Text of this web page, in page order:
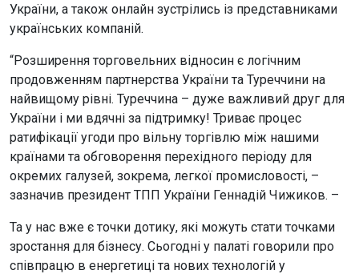
України, а також онлайн зустрілись із представниками
українських компаній.
“Розширення торговельних відносин є логічним
продовженням партнерства України та Туреччини на
найвищому рівні. Туреччина – дуже важливий друг для
України і ми вдячні за підтримку! Триває процес
ратифікації угоди про вільну торгівлю між нашими
країнами та обговорення перехідного періоду для
окремих галузей, зокрема, легкої промисловості, –
зазначив президент ТПП України Геннадій Чижиков. –
Та у нас вже є точки дотику, які можуть стати точками
зростання для бізнесу. Сьогодні у палаті говорили про
співпрацю в енергетиці та нових технологій у